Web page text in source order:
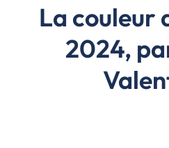
La couleur
2024,